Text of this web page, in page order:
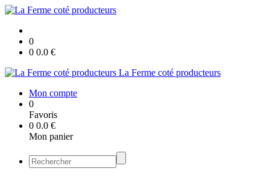
0
0 0.0 €
La Ferme coté producteurs
Mon compte
0
Favoris
0 0.0 €
Mon panier